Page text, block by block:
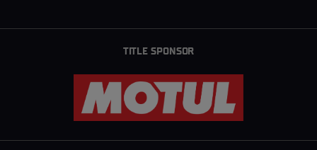
TITLE SPONSOR